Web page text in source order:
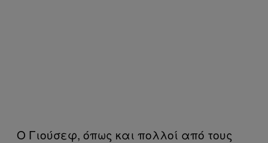
Ο Γιούσεφ, όπως και πολλοί από τους